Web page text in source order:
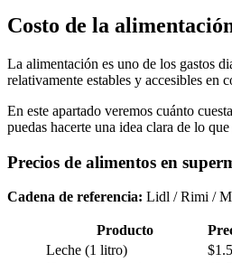
Costo de la
La alimentación es uno de los gastos
relativamente estables y accesibles en
En este apartado veremos cuánto
puedas hacerte una idea clara de lo que
Precios de alimentos en
Cadena de referencia: Lidl / Rimi /
Producto
Leche (1 litro)